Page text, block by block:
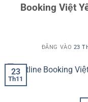
Booking Việt
ĐĂNG VÀO 23
23
Th11